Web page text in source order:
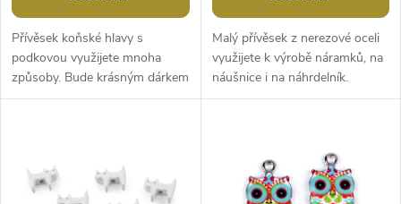
d
u
d
u
Přívěsek koňské hlavy s
podkovou využijete mnoha
způsoby. Bude krásným dárkem
pro štěstí. Je z nemagnetického
Malý přívěsek z nerezové oceli
využijete k výrobě náramků, na
náušnice i na náhrdelník.
Pozornost upoutá i jeho vysoký